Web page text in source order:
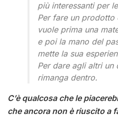
più interessanti per
Per fare un prodotto
vuole prima una
e poi la mano del
mette la sua
Per dare agli altri un
rimanga dentro.
C’è qualcosa che le
che ancora non è riuscito a